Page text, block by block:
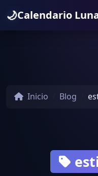
🌙Calendario
Inicio Blog